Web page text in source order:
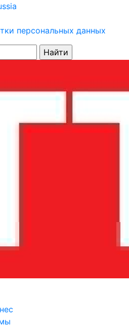
персональных данных